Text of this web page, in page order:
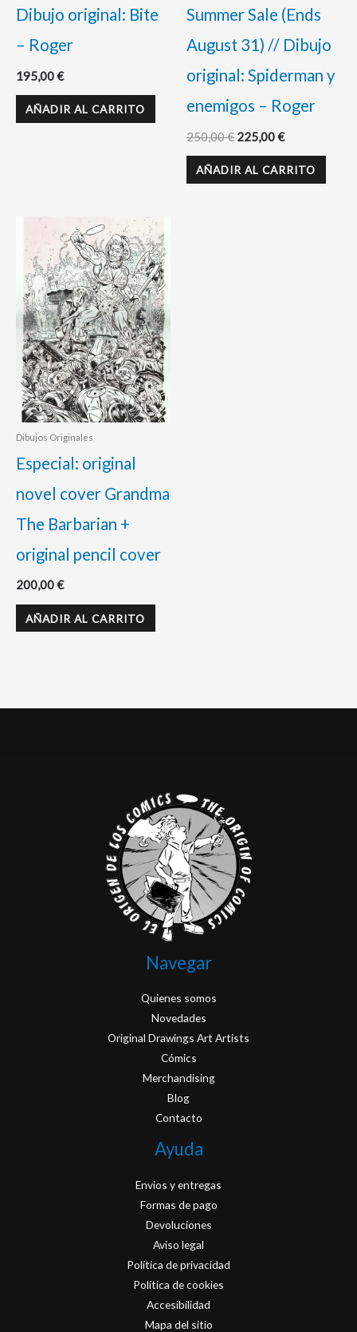
Dibujo original: Bite
– Roger
195,00€
AÑADIR AL CARRITO
Summer Sale (Ends
August 31) // Dibujo
original: Spiderman y
enemigos – Roger
250,00€ 225,00€
AÑADIR AL CARRITO
Dibujos Originales
Especial: original
novel cover Grandma
The Barbarian +
original pencil cover
200,00€
AÑADIR AL CARRITO
Navegar
Quienes somos
Novedades
Original Drawings Art Artists
Cómics
Merchandising
Blog
Contacto
Ayuda
Envios y entregas
Formas de pago
Devoluciones
Aviso legal
Política de privacidad
Política de cookies
Accesibilidad
Mapa del sitio